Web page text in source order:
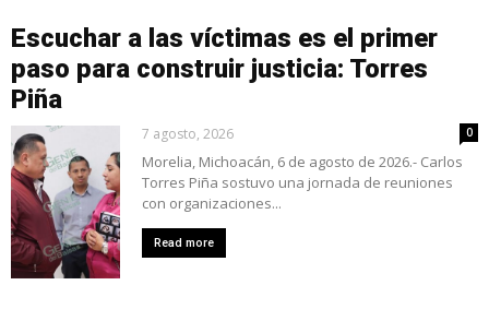
Escuchar a las víctimas es el primer
paso para construir justicia: Torres
Piña
7 agosto, 2026 0
Morelia, Michoacán, 6 de agosto de 2026.- Carlos
Torres Piña sostuvo una jornada de reuniones
con organizaciones...
Read more